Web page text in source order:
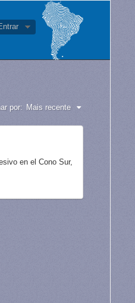
por: Mais recente
en el Cono Sur,